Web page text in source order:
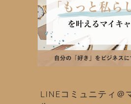
LINEコミュニティ＠